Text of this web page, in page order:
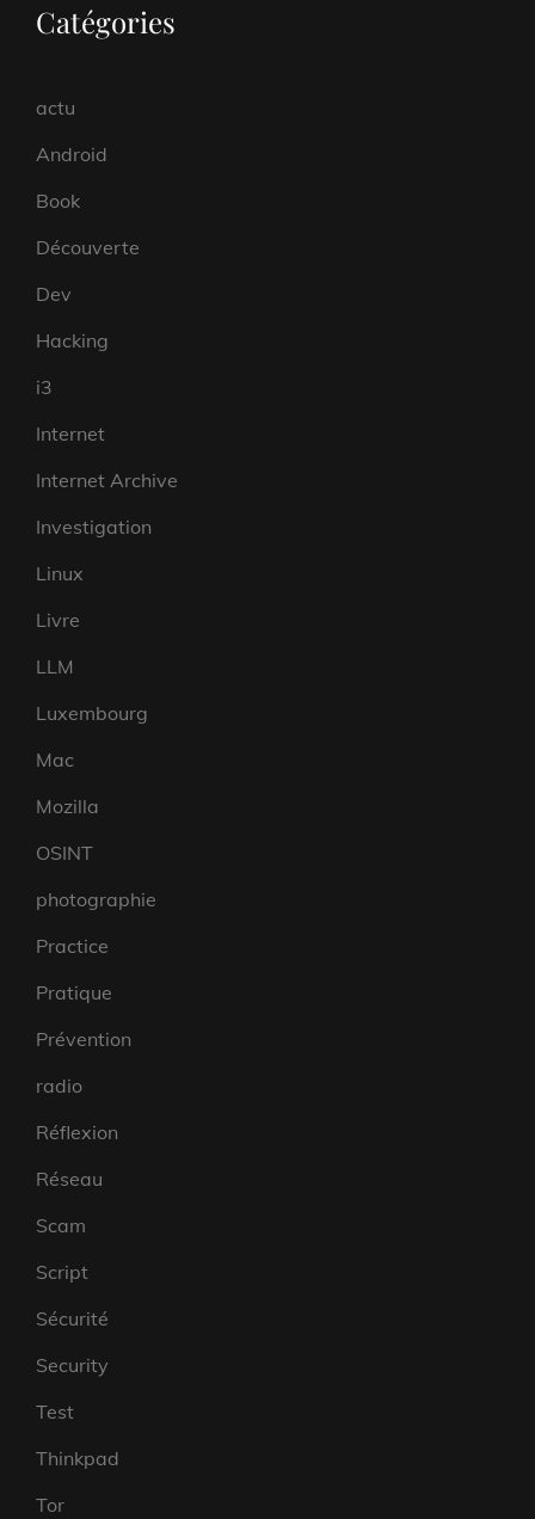
Catégories
actu
Android
Book
Découverte
Dev
Hacking
i3
Internet
Internet Archive
Investigation
Linux
Livre
LLM
Luxembourg
Mac
Mozilla
OSINT
photographie
Practice
Pratique
Prévention
radio
Réflexion
Réseau
Scam
Script
Sécurité
Security
Test
Thinkpad
Tor